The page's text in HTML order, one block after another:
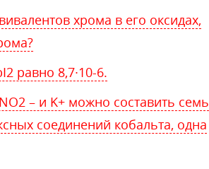
хрома в его оксидах,
равно 8,7∙10-6.
– и K+ можно составить семь
соединений кобальта, одна